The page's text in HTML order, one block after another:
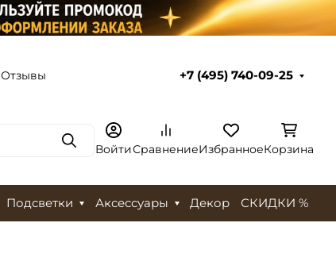
Отзывы +7 (495) 740-09-25
ПоискВойтиСравнениеИзбранноеКорзина
Подсветки Аксессуары Декор СКИДКИ %